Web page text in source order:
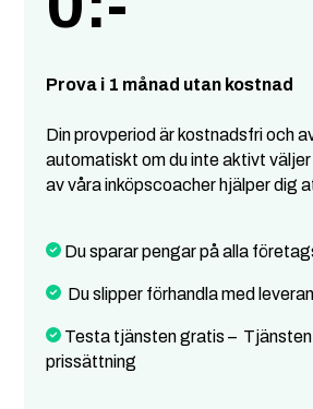
Prova i 1 månad utan kostnad
Din provperiod är kostnadsfri och
automatiskt om du inte aktivt
av våra inköpscoacher hjälper dig
Du sparar pengar på alla
Du slipper förhandla med
Testa tjänsten gratis – Tjänsten
prissättning